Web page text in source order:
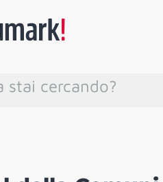
stai cercando?